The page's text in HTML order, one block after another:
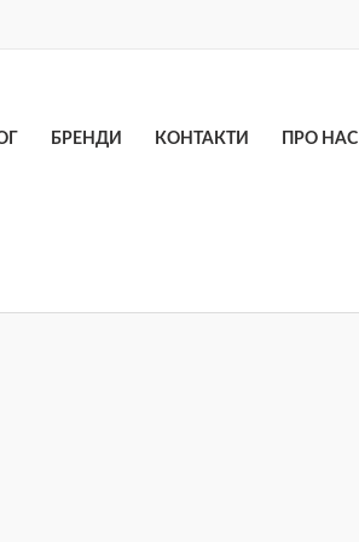
БРЕНДИ КОНТАКТИ ПРО НАС